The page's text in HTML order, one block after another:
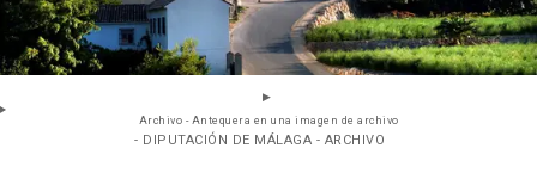
Archivo - Antequera en una imagen de archivo
- DIPUTACIÓN DE MÁLAGA - ARCHIVO